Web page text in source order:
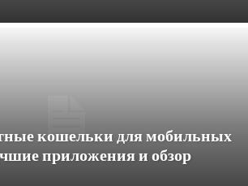
кошельки для мобильных
приложения и обзор